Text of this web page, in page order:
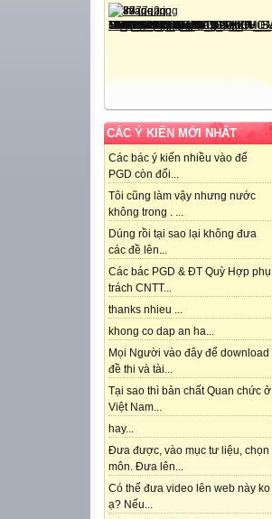
CÁC Ý KIẾN MỚI NHẤT
Các bác ý kiến nhiều vào để
PGD còn đổi...
Tôi cũng làm vậy nhưng nước
không trong . ...
Dúng rồi tại sao lại không đưa
các đề lên...
Các bác PGD & ĐT Quỳ Hợp phụ
trách CNTT...
thanks nhieu ...
khong co dap an ha...
Mọi Người vào đây để download
đề thi và tài...
Tại sao thì bản chất Quan chức ở
Việt Nam...
hay...
Đưa được, vào mục tư liệu, chọn
môn. Đưa lên...
Có thể đưa video lên web này ko
ạ? Nếu...